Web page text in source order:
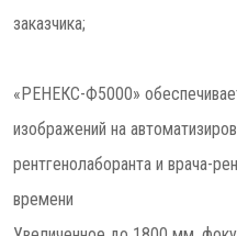
заказчика;
«РЕНЕКС-Ф5000»
изображений на
рентгенолаборанта и врача-
времени